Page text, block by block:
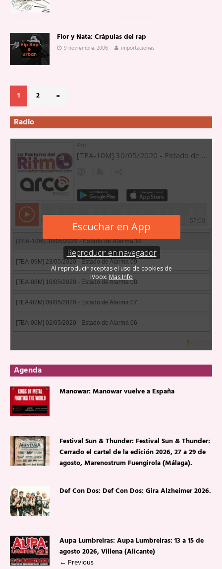
Flor y Nata: Crápulas del rap
9 noviembre, 2006 importaciones
1 2 »
Radio
Agenda
Manowar: Manowar vuelve a España
Festival Sun & Thunder: Festival Sun & Thunder:
Cerrado el cartel de la edición 2026, 27 a 29 de
agosto, Marenostrum Fuengirola (Málaga).
Def Con Dos: Def Con Dos: Gira Alzheimer 2026.
Aupa Lumbreiras: Aupa Lumbreiras: 13 a 15 de
agosto 2026, Villena (Alicante)
← Previous